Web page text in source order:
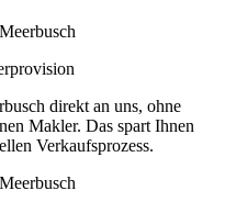
direkt an uns, ohne
Makler. Das spart Ihnen
Verkaufsprozess.